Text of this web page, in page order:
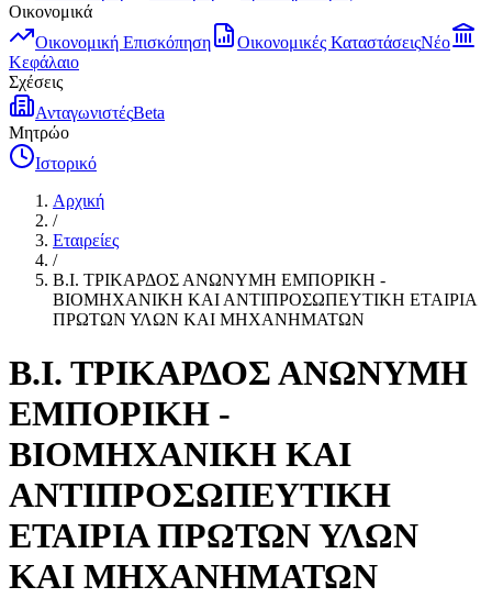
Οικονομικά
Οικονομική Επισκόπηση
Οικονομικές ΚαταστάσειςΝέο
Κεφάλαιο
Σχέσεις
ΑνταγωνιστέςBeta
Μητρώο
Ιστορικό
Αρχική
/
Εταιρείες
/
Β.Ι. ΤΡΙΚΑΡΔΟΣ ΑΝΩΝΥΜΗ ΕΜΠΟΡΙΚΗ -
ΒΙΟΜΗΧΑΝΙΚΗ ΚΑΙ ΑΝΤΙΠΡΟΣΩΠΕΥΤΙΚΗ ΕΤΑΙΡΙΑ
ΠΡΩΤΩΝ ΥΛΩΝ ΚΑΙ ΜΗΧΑΝΗΜΑΤΩΝ
Β.Ι. ΤΡΙΚΑΡΔΟΣ ΑΝΩΝΥΜΗ
ΕΜΠΟΡΙΚΗ -
ΒΙΟΜΗΧΑΝΙΚΗ ΚΑΙ
ΑΝΤΙΠΡΟΣΩΠΕΥΤΙΚΗ
ΕΤΑΙΡΙΑ ΠΡΩΤΩΝ ΥΛΩΝ
ΚΑΙ ΜΗΧΑΝΗΜΑΤΩΝ